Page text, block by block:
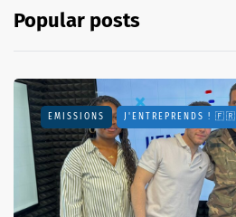
Popular posts
EMISSIONS J'ENTREPRENDS ! 🇫🇷